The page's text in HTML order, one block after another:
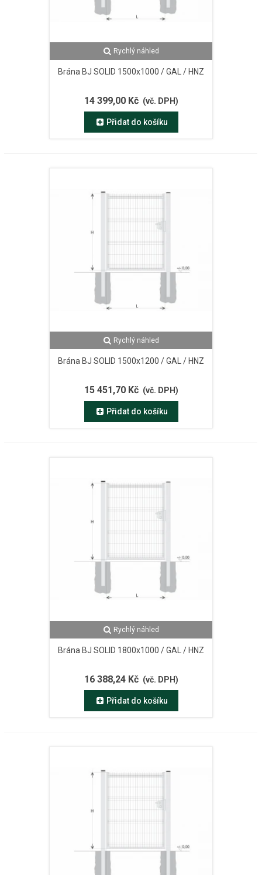
Rychlý náhled
Brána BJ SOLID 1500x1000 / GAL / HNZ
14 399,00 Kč (vč. DPH)
Přidat do košíku
Rychlý náhled
Brána BJ SOLID 1500x1200 / GAL / HNZ
15 451,70 Kč (vč. DPH)
Přidat do košíku
Rychlý náhled
Brána BJ SOLID 1800x1000 / GAL / HNZ
16 388,24 Kč (vč. DPH)
Přidat do košíku